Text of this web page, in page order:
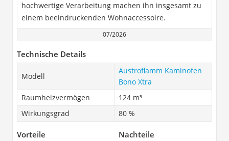
hochwertige Verarbeitung machen ihn insgesamt zu
einem beeindruckenden Wohnaccessoire.
07/2026
Technische Details
Modell
Austroflamm Kaminofen
Bono Xtra
Raumheizvermögen
124 m³
Wirkungsgrad
80 %
Vorteile Nachteile